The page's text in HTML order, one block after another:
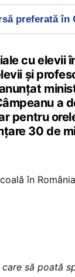
preferată în
cu elevii
și
a
pentru
30 de
în
să poată